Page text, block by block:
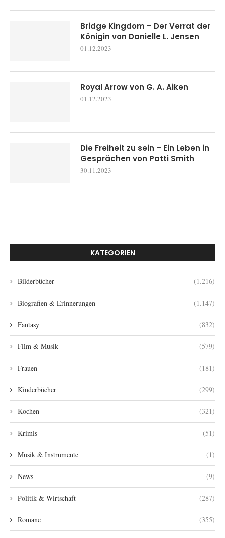
Bridge Kingdom – Der Verrat der
Königin von Danielle L. Jensen
01.12.2023
Royal Arrow von G. A. Aiken
01.12.2023
Die Freiheit zu sein – Ein Leben in
Gesprächen von Patti Smith
30.11.2023
KATEGORIEN
Bilderbücher (1.216)
Biografien & Erinnerungen (1.147)
Fantasy (832)
Film & Musik (579)
Frauen (181)
Kinderbücher (299)
Kochen (321)
Krimis (51)
Musik & Instrumente (1)
News (9)
Politik & Wirtschaft (287)
Romane (355)